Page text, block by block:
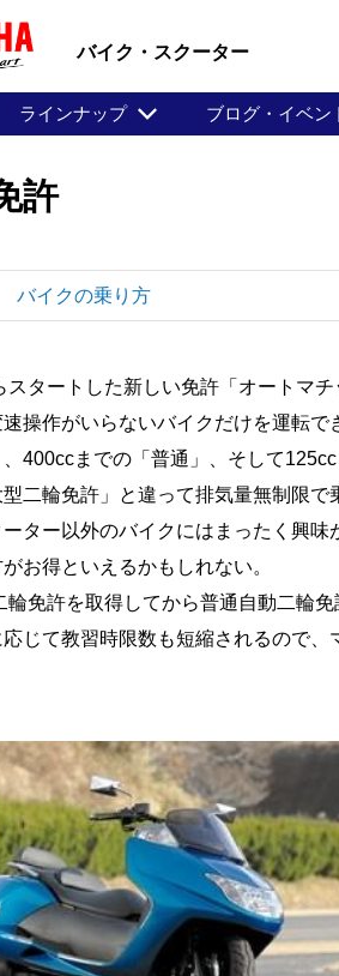
バイク・スクーター
ラインナップ ブログ・イベン
許
バイクの乗り方
スタートした新しい免許「オートマ
操作がいらないバイクだけを運転
400ccまでの「普通」、そして
二輪免許」と違って排気量無制限で
ター以外のバイクにはまったく興味
お得といえるかもしれない。
輪免許を取得してから普通自動二輪
じて教習時限数も短縮されるので